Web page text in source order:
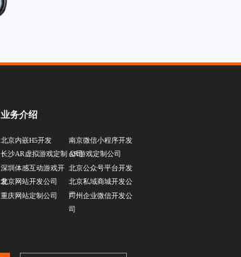
业务介绍
北京内嵌H5开发
长沙AR虚拟游戏定制
深圳体感互动游戏开
发
北京网站开发公司
重庆网站定制公司
南京微信小程序开发
公司
AR游戏定制公司
北京公众号平台开发
北京私域商城开发公
司
广州企业微信开发公
司